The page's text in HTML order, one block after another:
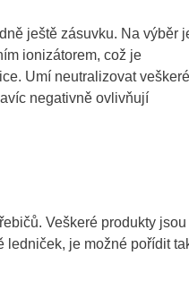
ještě zásuvku. Na výběr
ionizátorem, což je
Umí neutralizovat veškeré
negativně ovlivňují
Veškeré produkty jsou
ledniček, je možné pořídit